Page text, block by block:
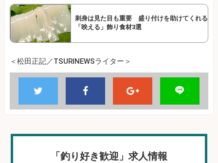
刺身は見た目も重要 盛り付けを助けてくれる
「映える」飾り食材3選
＜松田正記／TSURINEWSライター＞
「釣り好き歓迎」求人情報